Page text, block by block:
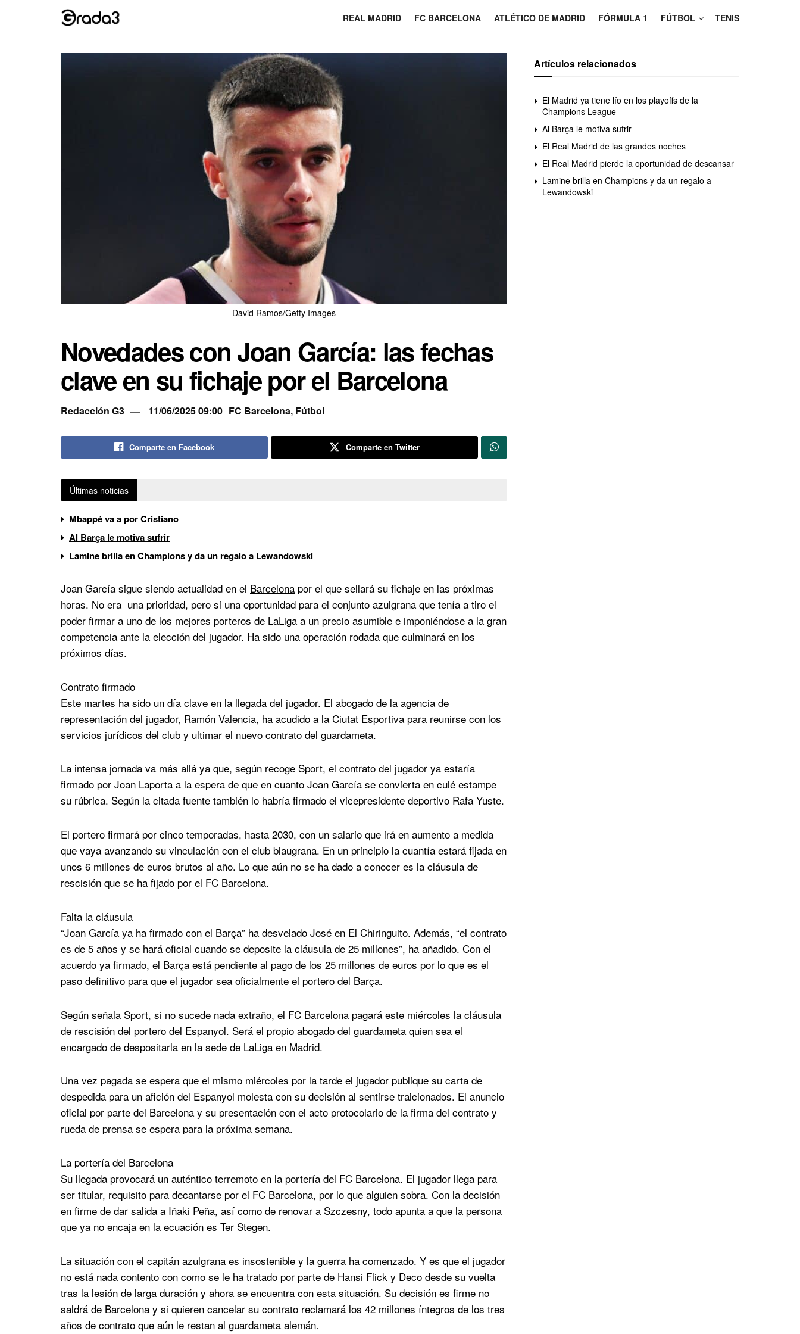
REAL MADRID FC BARCELONA ATLÉTICO DE MADRID FÓRMULA 1 FÚTBOL TENIS
David Ramos/Getty Images
Novedades con Joan García: las fechas
clave en su fichaje por el Barcelona
Redacción G3 11/06/2025 09:00 FC Barcelona, Fútbol
Comparte en Facebook Comparte en Twitter
Últimas noticias
Mbappé va a por Cristiano
Al Barça le motiva sufrir
Lamine brilla en Champions y da un regalo a Lewandowski
Joan García sigue siendo actualidad en el Barcelona por el que sellará su fichaje en las próximas
horas. No era una prioridad, pero si una oportunidad para el conjunto azulgrana que tenía a tiro el
poder firmar a uno de los mejores porteros de LaLiga a un precio asumible e imponiéndose a la gran
competencia ante la elección del jugador. Ha sido una operación rodada que culminará en los
próximos días.
Contrato firmado
Este martes ha sido un día clave en la llegada del jugador. El abogado de la agencia de
representación del jugador, Ramón Valencia, ha acudido a la Ciutat Esportiva para reunirse con los
servicios jurídicos del club y ultimar el nuevo contrato del guardameta.
La intensa jornada va más allá ya que, según recoge Sport, el contrato del jugador ya estaría
firmado por Joan Laporta a la espera de que en cuanto Joan García se convierta en culé estampe
su rúbrica. Según la citada fuente también lo habría firmado el vicepresidente deportivo Rafa Yuste.
El portero firmará por cinco temporadas, hasta 2030, con un salario que irá en aumento a medida
que vaya avanzando su vinculación con el club blaugrana. En un principio la cuantía estará fijada en
unos 6 millones de euros brutos al año. Lo que aún no se ha dado a conocer es la cláusula de
rescisión que se ha fijado por el FC Barcelona.
Falta la cláusula
“Joan García ya ha firmado con el Barça” ha desvelado José en El Chiringuito. Además, “el contrato
es de 5 años y se hará oficial cuando se deposite la cláusula de 25 millones”, ha añadido. Con el
acuerdo ya firmado, el Barça está pendiente al pago de los 25 millones de euros por lo que es el
paso definitivo para que el jugador sea oficialmente el portero del Barça.
Según señala Sport, si no sucede nada extraño, el FC Barcelona pagará este miércoles la cláusula
de rescisión del portero del Espanyol. Será el propio abogado del guardameta quien sea el
encargado de despositarla en la sede de LaLiga en Madrid.
Una vez pagada se espera que el mismo miércoles por la tarde el jugador publique su carta de
despedida para un afición del Espanyol molesta con su decisión al sentirse traicionados. El anuncio
oficial por parte del Barcelona y su presentación con el acto protocolario de la firma del contrato y
rueda de prensa se espera para la próxima semana.
La portería del Barcelona
Su llegada provocará un auténtico terremoto en la portería del FC Barcelona. El jugador llega para
ser titular, requisito para decantarse por el FC Barcelona, por lo que alguien sobra. Con la decisión
en firme de dar salida a Iñaki Peña, así como de renovar a Szczesny, todo apunta a que la persona
que ya no encaja en la ecuación es Ter Stegen.
La situación con el capitán azulgrana es insostenible y la guerra ha comenzado. Y es que el jugador
no está nada contento con como se le ha tratado por parte de Hansi Flick y Deco desde su vuelta
tras la lesión de larga duración y ahora se encuentra con esta situación. Su decisión es firme no
saldrá de Barcelona y si quieren cancelar su contrato reclamará los 42 millones íntegros de los tres
años de contrato que aún le restan al guardameta alemán.
Artículos relacionados
El Madrid ya tiene lío en los playoffs de la
Champions League
Al Barça le motiva sufrir
El Real Madrid de las grandes noches
El Real Madrid pierde la oportunidad de descansar
Lamine brilla en Champions y da un regalo a
Lewandowski